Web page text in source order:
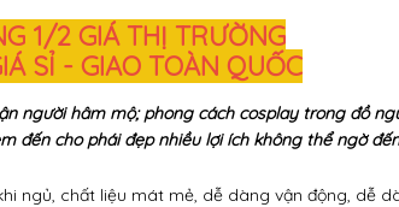
1/2 GIÁ THỊ TRƯỜNG
SỈ - GIAO TOÀN QUỐC
người hâm mộ; phong cách cosplay trong đồ
đến cho phái đẹp nhiều lợi ích không thể ngờ
ngủ, chất liệu mát mẻ, dễ dàng vận động, dễ